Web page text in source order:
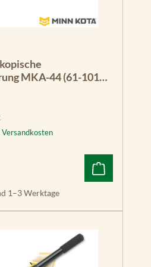
MKA-44 (61-101
Versandkosten
1–3 Werktage